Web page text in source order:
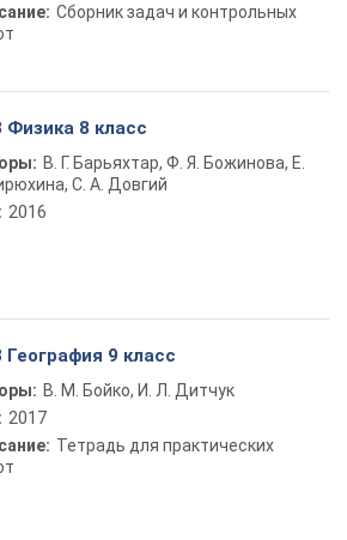
Сборник задач и контрольных
Физика 8 класс
В. Г. Барьяхтар, Ф. Я. Божинова, Е.
С. А. Довгий
2016
География 9 класс
В. М. Бойко, И. Л. Дитчук
2017
Тетрадь для практических